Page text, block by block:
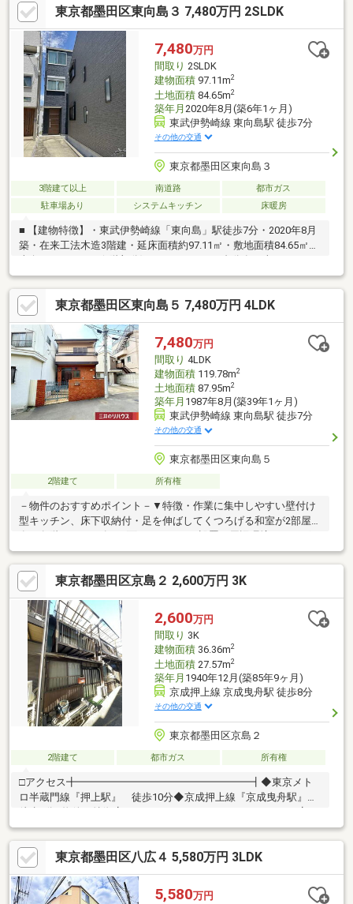
東京都墨田区東向島３ 7,480万円 2SLDK
7,480万円
間取り 2SLDK
建物面積97.11m2
土地面積84.65m2
築年月 2020年8月(築6年1ヶ月)
東武伊勢崎線 東向島駅 徒歩7分
その他の交通
東京都墨田区東向島３
3階建て以上 南道路
都市ガス
駐車場あり
システムキッチン 床暖房
■ 【建物特徴】・東武伊勢崎線「東向島」駅徒歩7分・2020年8月
築・在来工法木造3階建・延床面積約97.11㎡・敷地面積84.65㎡・
制限あり）・閑静な住宅地・スカイツリービュー(天候による)■
【設備】・床暖房有（LD部分）・カウンターキッチン3口ガスコ
ンロ・パントリー有・食器洗浄乾燥機・浴室暖房乾燥機・浴室
1616サイズ・トイレ2か所(1階、3階)
東京都墨田区東向島５ 7,480万円 4LDK
7,480万円
間取り 4LDK
建物面積119.78m2
土地面積87.95m2
築年月 1987年8月(築39年1ヶ月)
東武伊勢崎線 東向島駅 徒歩7分
その他の交通
東京都墨田区東向島５
2階建て 所有権
－物件のおすすめポイント－▼特徴・作業に集中しやすい壁付け
型キッチン、床下収納付・足を伸ばしてくつろげる和室が2部屋
けっと東向島駅北店 徒歩4分(約290m)※建築基準法に定める道路に
接道していないため、原則建物の建築・増改築不可。 建築基準
法43条2項2号の許可を受けた場合には、建築物の建築・増改築可
能。※第2種特別工業地区、準防火地域、新防火地域 等※容積率は
前面道路幅員により240％に制限■ ご希望の住まい探しをお手伝い
します ━━━━━・・・物件の詳細・ご相談はお気軽にお問い合
わせください。
東京都墨田区京島２ 2,600万円 3K
2,600万円
間取り 3K
建物面積36.36m2
土地面積27.57m2
築年月 1940年12月(築85年9ヶ月)
京成押上線 京成曳舟駅 徒歩8分
その他の交通
東京都墨田区京島２
2階建て 都市ガス 所有権
□アクセス╋━━━━━━━━━━━━━━━━━┫◆東京メト
ロ半蔵門線『押上駅』 徒歩10分◆京成押上線『京成曳舟駅』
建物≫◆長屋連棟式の戸建◆建物面積：2階建 合計36.36m2≪土
地≫◆土地面積：27.57m2（登記簿面積）◆南東前面通路 幅員
1.6m
東京都墨田区八広４ 5,580万円 3LDK
5,580万円